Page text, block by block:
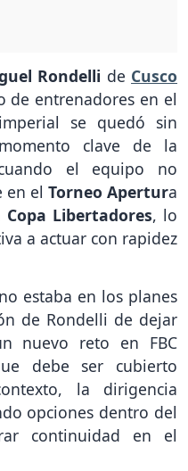
Rondelli de Cusco
de entrenadores en el
se quedó sin
clave de la
el equipo no
en el Torneo Apertura
Copa Libertadores, lo
a actuar con rapidez
estaba en los planes
de Rondelli de dejar
nuevo reto en FBC
debe ser cubierto
la dirigencia
opciones dentro del
continuidad en el